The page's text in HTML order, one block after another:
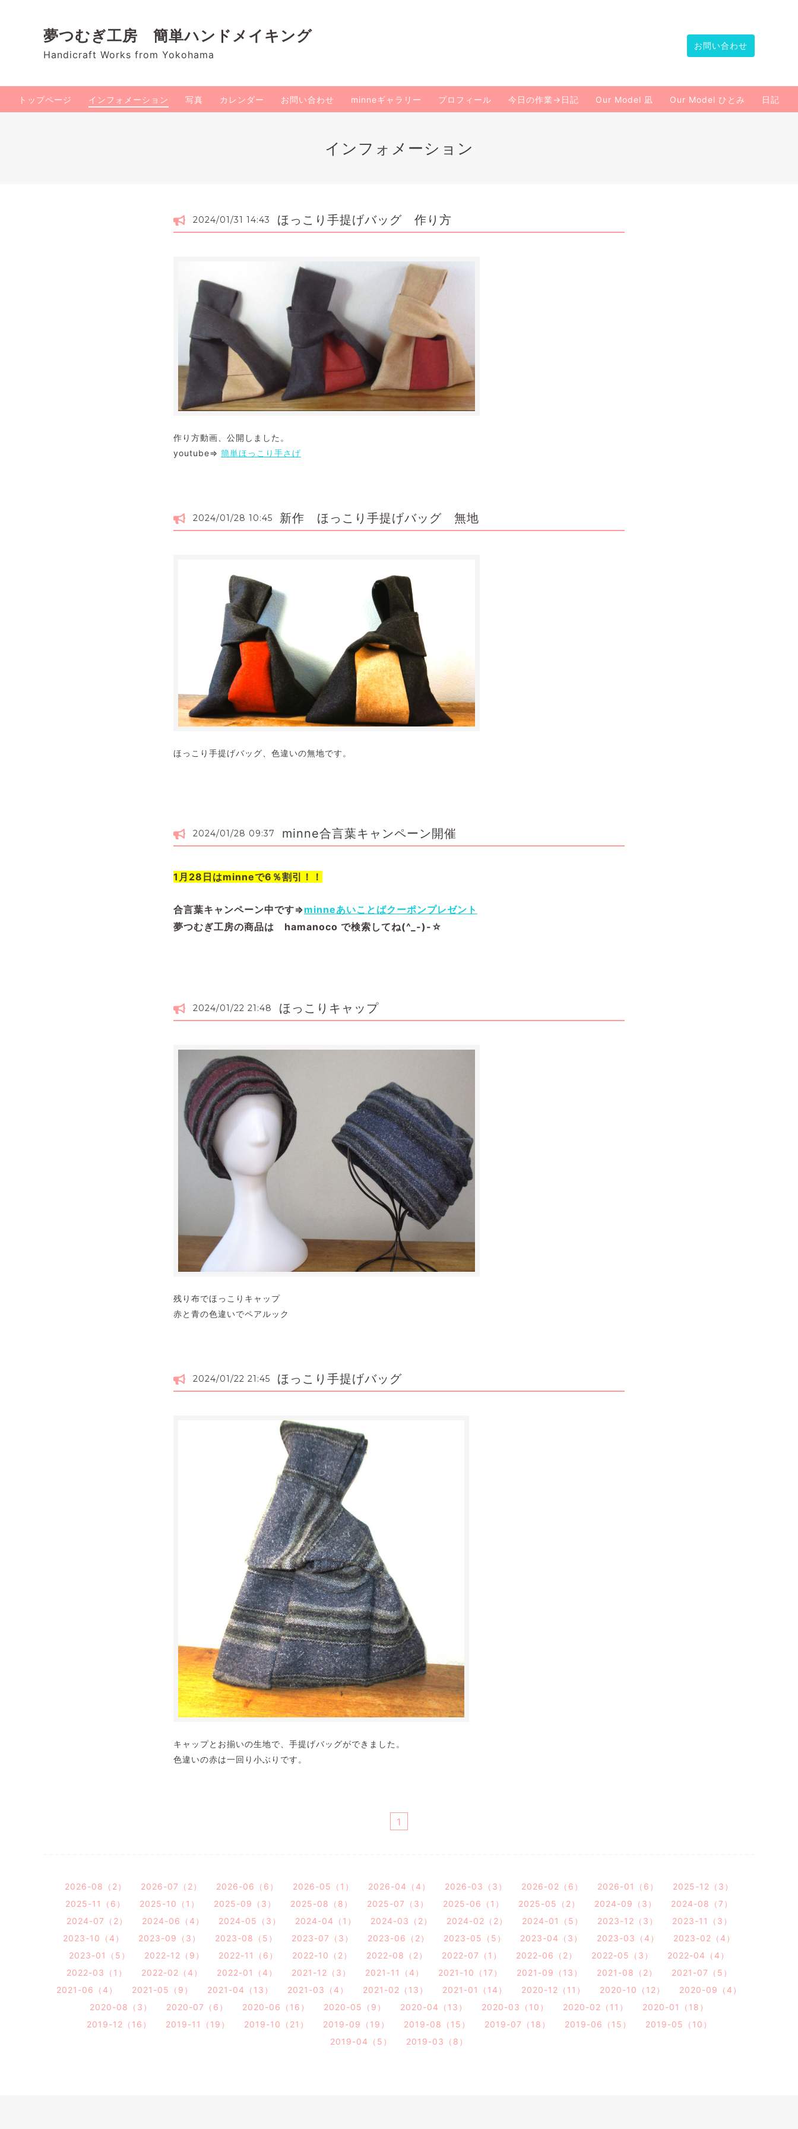
夢つむぎ工房 簡単ハンドメイキング
Handicraft Works from Yokohama
お問い合わせ
トップページ インフォメーション 写真 カレンダー お問い合わせ minneギャラリー プロフィール 今日の作業→日記 Our Model 凪 Our Model ひとみ 日記
インフォメーション
2024/01/31 14:43 ほっこり手提げバッグ 作り方
作り方動画、公開しました。
youtube⇒ 簡単ほっこり手さげ
2024/01/28 10:45 新作 ほっこり手提げバッグ 無地
ほっこり手提げバッグ、色違いの無地です。
2024/01/28 09:37 minne合言葉キャンペーン開催
1月28日はminneで6％割引！！
合言葉キャンペーン中です⇒minneあいことばクーポンプレゼント
夢つむぎ工房の商品は hamanoco で検索してね(^_-)-☆
2024/01/22 21:48 ほっこりキャップ
残り布でほっこりキャップ
赤と青の色違いでペアルック
2024/01/22 21:45 ほっこり手提げバッグ
キャップとお揃いの生地で、手提げバッグができました。
色違いの赤は一回り小ぶりです。
1
2026-08（2） 2026-07（2） 2026-06（6） 2026-05（1） 2026-04（4） 2026-03（3） 2026-02（6） 2026-01（6）
2025-12（3）
2025-11（6）
2025-10（1） 2025-09（3） 2025-08（8） 2025-07（3） 2025-06（1） 2025-05（2） 2024-09（3）
2024-08（7）
2024-07（2）
2024-06（4） 2024-05（3） 2024-04（1） 2024-03（2） 2024-02（2） 2024-01（5） 2023-12（3）
2023-11（3）
2023-10（4）
2023-09（3） 2023-08（5） 2023-07（3） 2023-06（2） 2023-05（5） 2023-04（3） 2023-03（4）
2023-02（4）
2023-01（5）
2022-12（9） 2022-11（6） 2022-10（2） 2022-08（2） 2022-07（1） 2022-06（2） 2022-05（3）
2022-04（4）
2022-03（1）
2022-02（4） 2022-01（4） 2021-12（3） 2021-11（4） 2021-10（17） 2021-09（13） 2021-08（2）
2021-07（5）
2021-06（4）
2021-05（9） 2021-04（13） 2021-03（4） 2021-02（13） 2021-01（14） 2020-12（11） 2020-10（12）
2020-09（4）
2020-08（3）
2020-07（6） 2020-06（16） 2020-05（9） 2020-04（13） 2020-03（10） 2020-02（11）
2020-01（18）
2019-12（16）
2019-11（19） 2019-10（21） 2019-09（19） 2019-08（15） 2019-07（18） 2019-06（15）
2019-05（10）
2019-04（5）
2019-03（8）